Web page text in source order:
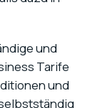
und
Tarife
und